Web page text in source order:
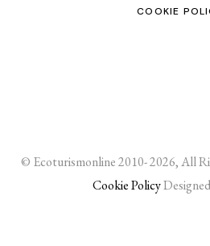
COOKIE
© Ecoturismonline 2010- 2026, All
Cookie Policy